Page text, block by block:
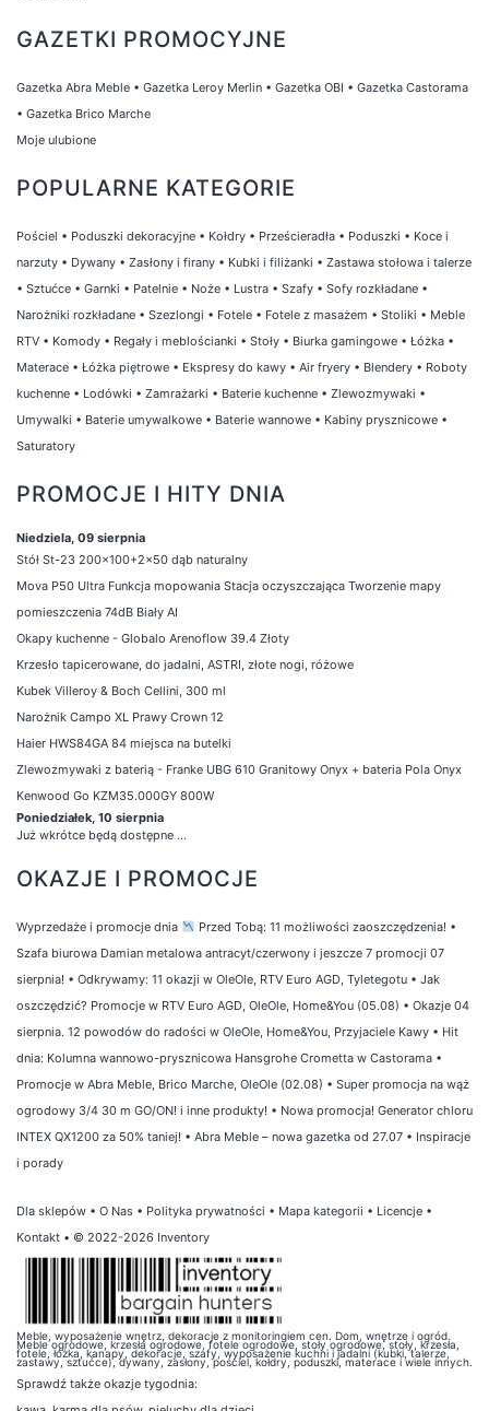
GAZETKI PROMOCYJNE
Gazetka Abra Meble • Gazetka Leroy Merlin • Gazetka OBI • Gazetka Castorama
• Gazetka Brico Marche
Moje ulubione
POPULARNE KATEGORIE
Pościel • Poduszki dekoracyjne • Kołdry • Prześcieradła • Poduszki • Koce i
narzuty • Dywany • Zasłony i firany • Kubki i filiżanki • Zastawa stołowa i talerze
• Sztućce • Garnki • Patelnie • Noże • Lustra • Szafy • Sofy rozkładane •
Narożniki rozkładane • Szezlongi • Fotele • Fotele z masażem • Stoliki • Meble
RTV • Komody • Regały i meblościanki • Stoły • Biurka gamingowe • Łóżka •
Materace • Łóżka piętrowe • Ekspresy do kawy • Air fryery • Blendery • Roboty
kuchenne • Lodówki • Zamrażarki • Baterie kuchenne • Zlewozmywaki •
Umywalki • Baterie umywalkowe • Baterie wannowe • Kabiny prysznicowe •
Saturatory
PROMOCJE I HITY DNIA
Niedziela, 09 sierpnia
Stół St-23 200x100+2x50 dąb naturalny
Mova P50 Ultra Funkcja mopowania Stacja oczyszczająca Tworzenie mapy
pomieszczenia 74dB Biały AI
Okapy kuchenne - Globalo Arenoflow 39.4 Złoty
Krzesło tapicerowane, do jadalni, ASTRI, złote nogi, różowe
Kubek Villeroy & Boch Cellini, 300 ml
Narożnik Campo XL Prawy Crown 12
Haier HWS84GA 84 miejsca na butelki
Zlewozmywaki z baterią - Franke UBG 610 Granitowy Onyx + bateria Pola Onyx
Kenwood Go KZM35.000GY 800W
Poniedziałek, 10 sierpnia
Już wkrótce będą dostępne ...
OKAZJE I PROMOCJE
Wyprzedaże i promocje dnia Przed Tobą: 11 możliwości zaoszczędzenia!•
Szafa biurowa Damian metalowa antracyt/czerwony i jeszcze 7 promocji 07
sierpnia! • Odkrywamy: 11 okazji w OleOle, RTV Euro AGD, Tyletegotu • Jak
oszczędzić? Promocje w RTV Euro AGD, OleOle, Home&You (05.08) • Okazje 04
sierpnia. 12 powodów do radości w OleOle, Home&You, Przyjaciele Kawy • Hit
dnia: Kolumna wannowo-prysznicowa Hansgrohe Crometta w Castorama •
Promocje w Abra Meble, Brico Marche, OleOle (02.08) • Super promocja na wąż
ogrodowy 3/4 30 m GO/ON! i inne produkty! • Nowa promocja! Generator chloru
INTEX QX1200 za 50% taniej! • Abra Meble – nowa gazetka od 27.07 • Inspiracje
i porady
Dla sklepów • O Nas • Polityka prywatności • Mapa kategorii • Licencje •
Kontakt • © 2022-2026 Inventory
Meble, wyposażenie wnętrz, dekoracje z monitoringiem cen. Dom, wnętrze i ogród.
Meble ogrodowe, krzesła ogrodowe, fotele ogrodowe, stoły ogrodowe, stoły, krzesła,
fotele, łóżka, kanapy, dekoracje, szafy, wyposażenie kuchni i jadalni (kubki, talerze,
zastawy, sztućce), dywany, zasłony, pościel, kołdry, poduszki, materace i wiele innych.
Sprawdź także okazje tygodnia: